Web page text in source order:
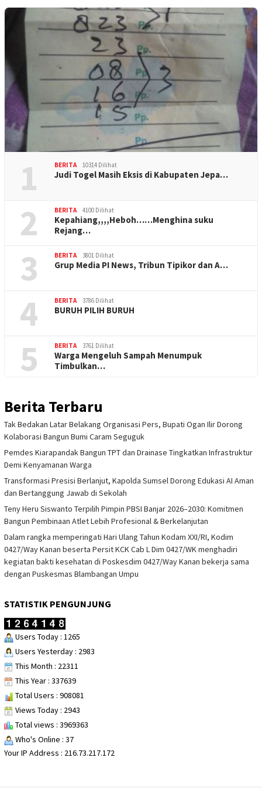
1 BERITA 10314 Dilihat
Judi Togel Masih Eksis di Kabupaten Jepa…
2 BERITA 4100 Dilihat
Kepahiang,,,,Heboh……Menghina suku
Rejang…
3 BERITA 3801 Dilihat
Grup Media PI News, Tribun Tipikor dan A…
4 BERITA 3786 Dilihat
BURUH PILIH BURUH
5 BERITA 3761 Dilihat
Warga Mengeluh Sampah Menumpuk
Timbulkan…
Berita Terbaru
Tak Bedakan Latar Belakang Organisasi Pers, Bupati Ogan Ilir Dorong
Kolaborasi Bangun Bumi Caram Seguguk
Pemdes Kiarapandak Bangun TPT dan Drainase Tingkatkan Infrastruktur
Demi Kenyamanan Warga
Transformasi Presisi Berlanjut, Kapolda Sumsel Dorong Edukasi AI Aman
dan Bertanggung Jawab di Sekolah
Teny Heru Siswanto Terpilih Pimpin PBSI Banjar 2026–2030: Komitmen
Bangun Pembinaan Atlet Lebih Profesional & Berkelanjutan
Dalam rangka memperingati Hari Ulang Tahun Kodam XXI/RI, Kodim
0427/Way Kanan beserta Persit KCK Cab L Dim 0427/WK menghadiri
kegiatan bakti kesehatan di Poskesdim 0427/Way Kanan bekerja sama
dengan Puskesmas Blambangan Umpu
STATISTIK PENGUNJUNG
Users Today : 1265
Users Yesterday : 2983
This Month : 22311
This Year : 337639
Total Users : 908081
Views Today : 2943
Total views : 3969363
Who's Online : 37
Your IP Address : 216.73.217.172